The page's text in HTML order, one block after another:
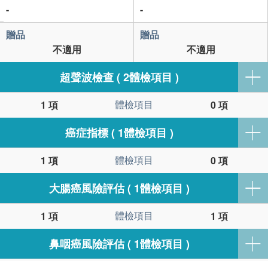
超聲波檢查 ( 2體檢項目 )
體檢項目
癌症指標 ( 1體檢項目 )
體檢項目
大腸癌風險評估 ( 1體檢項目 )
體檢項目
鼻咽癌風險評估 ( 1體檢項目 )
-
-
贈品
不適用
贈品
不適用
1 項 0 項
1 項 0 項
1 項 1 項